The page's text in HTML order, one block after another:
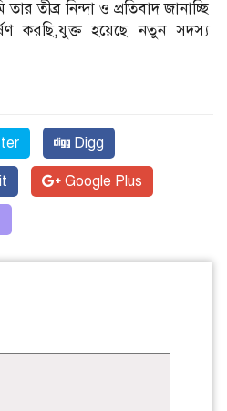
তীব্র নিন্দা ও প্রতিবাদ জানাচ্ছি
করছি,যুক্ত হয়েছে নতুন সদস্য
Digg
Google Plus